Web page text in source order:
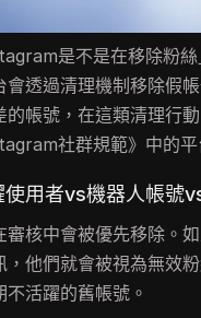
是不是在移除粉
會透過清理機制移除假
的帳號，在這類清理行
社群規範》中的平
用者vs機器人帳號
審核中會被優先移除。
，他們就會被視為無效
活躍的舊帳號。